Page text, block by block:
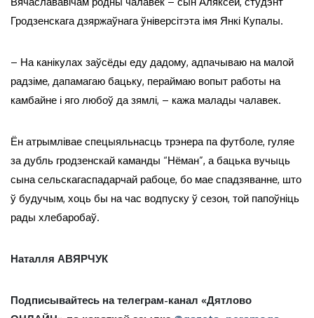
Гродзенскага дзяржаўнага ўніверсітэта імя Янкі Купалы.
– На канікулах заўсёды еду дадому, адпачываю на малой
радзіме, дапамагаю бацьку, пераймаю вопыт работы на
камбайне і яго любоў да зямлі, – кажа малады чалавек.
Ён атрымлівае спецыяльнасць трэнера па футболе, гуляе
за дубль гродзенскай каманды “Нёман”, а бацька вучыць
сына сельскагаспадарчай рабоце, бо мае спадзяванне, што
ў будучым, хоць бы на час водпуску ў сезон, той папоўніць
рады хлебаробаў.
Наталля АВЯРЧУК
Подписывайтесь на телеграм-канал «Дятлово